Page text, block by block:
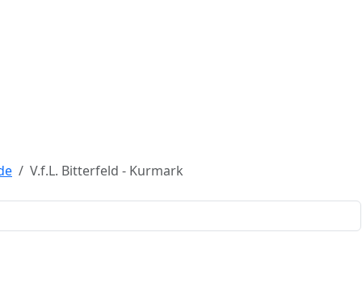
V.f.L. Bitterfeld - Kurmark